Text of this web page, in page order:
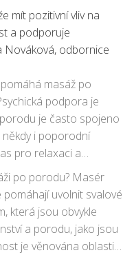
hlásily nižší
spánku a rychlejší
mít pozitivní vliv na
a podporuje
Nováková, odbornice
masáž po
podpora je
je často spojeno
někdy i poporodní
pro relaxaci a
potřebné.
po porodu? Masér
pomáhají uvolnit svalové
která jsou obvykle
a porodu, jako jsou
je věnována oblasti